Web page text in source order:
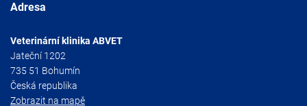
Adresa
Veterinární klinika ABVET
Jateční 1202
735 51 Bohumín
Česká republika
Zobrazit na mapě